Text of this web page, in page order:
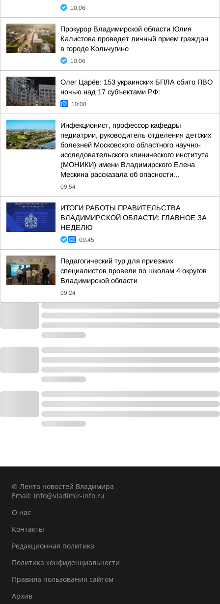
10:06
Прокурор Владимирской области Юлия
Калистова проведет личный прием граждан
в городе Кольчугино
10:06
Олег Царёв: 153 украинских БПЛА сбито ПВО
ночью над 17 субъектами РФ:
10:00
Инфекционист, профессор кафедры
педиатрии, руководитель отделения детских
болезней Московского областного научно-
исследовательского клинического института
(МОНИКИ) имени Владимирского Елена
Мескина рассказала об опасности...
09:54
ИТОГИ РАБОТЫ ПРАВИТЕЛЬСТВА
ВЛАДИМИРСКОЙ ОБЛАСТИ: ГЛАВНОЕ ЗА
НЕДЕЛЮ
09:45
Педагогический тур для приезжих
специалистов провели по школам 4 округов
Владимирской области
09:24
© Лента новостей Владимира
Email: info@vladimir-info.ru
О нас
Контакты
Редакционная политика
Политика конфиденциальности
Правила пользования сайтом
Архив